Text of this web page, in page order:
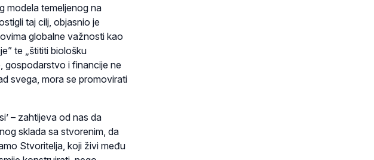
modela temeljenog na
taj cilj, objasnio je
globalne važnosti kao
te „štititi biološku
gospodarstvo i financije ne
svega, mora se promovirati
– zahtijeva od nas da
sklada sa stvorenim, da
Stvoritelja, koji živi među